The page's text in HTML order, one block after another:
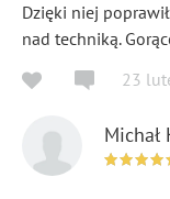
Dzięki niej
nad techniką.
23
Michał